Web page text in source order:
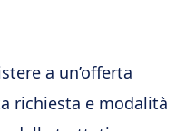
a un’offerta
richiesta e modalità